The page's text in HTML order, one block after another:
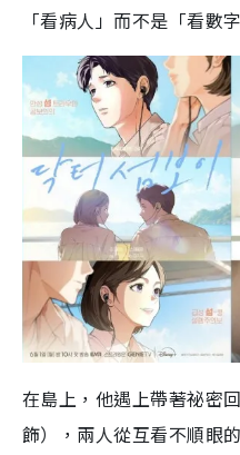
「看病人」而不是「看數
在島上，他遇上帶著祕密
飾），兩人從互看不順眼